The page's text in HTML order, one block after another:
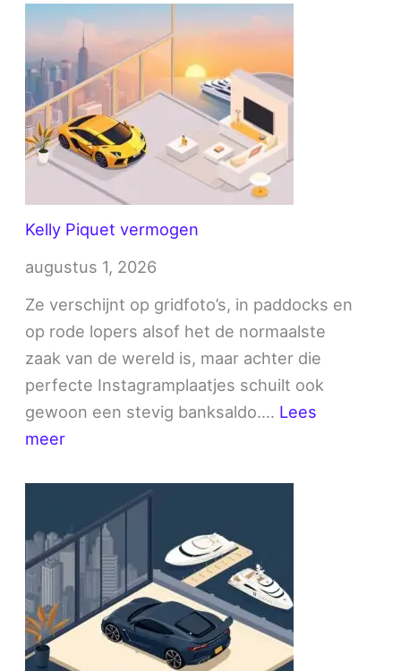
Kok
vermogen
Kelly Piquet vermogen
augustus 1, 2026
Ze verschijnt op gridfoto’s, in paddocks en
op rode lopers alsof het de normaalste
zaak van de wereld is, maar achter die
perfecte Instagramplaatjes schuilt ook
gewoon een stevig banksaldo.… Lees
meer:
vermogen